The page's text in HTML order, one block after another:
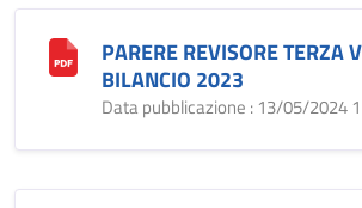
PARERE REVISORE TERZA
BILANCIO 2023
Data pubblicazione : 13/05/2024